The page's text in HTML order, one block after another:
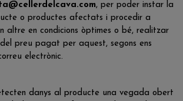
, per poder instar la
o productes afectats i procedir a
altre en condicions òptimes o bé, realitzar
preu pagat per aquest, segons ens
electrònic.
danys al producte una vegada obert